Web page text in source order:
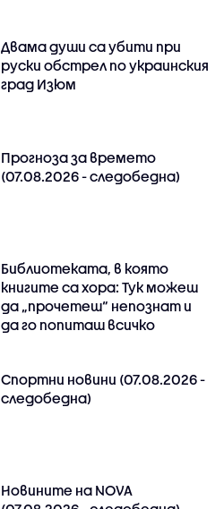
Двама души са убити при
руски обстрeл по украинския
град Изюм
Прогноза за времето
(07.08.2026 - следобедна)
Библиотеката, в която
книгите са хора: Тук можеш
да „прочетеш“ непознат и
да го попиташ всичко
Спортни новини (07.08.2026 -
следобедна)
Новините на NOVA